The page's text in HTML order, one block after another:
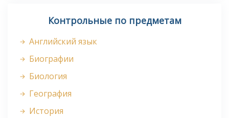
Контрольные по предметам
Английский язык
Биографии
Биология
География
История